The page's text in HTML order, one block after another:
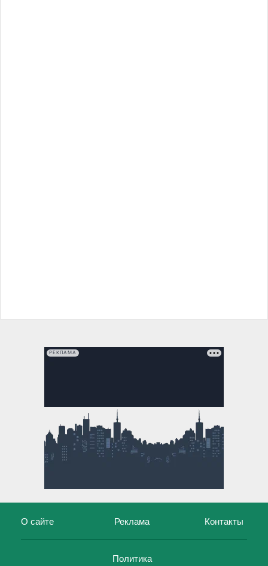
РЕКЛАМА
О сайте Реклама Контакты
Политика